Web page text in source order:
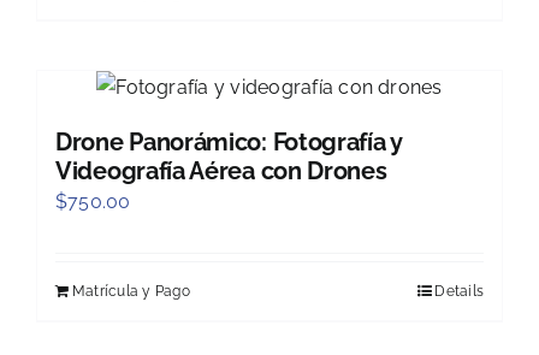
Drone Panorámico: Fotografía y
Videografía Aérea con Drones
$750.00
Matrícula y Pago Details